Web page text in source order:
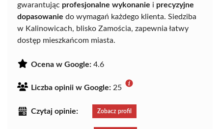
gwarantując profesjonalne wykonanie i precyzyjne
dopasowanie do wymagań każdego klienta. Siedziba
w Kalinowicach, blisko Zamościa, zapewnia łatwy
dostęp mieszkańcom miasta.
Ocena w Google: 4.6
Liczba opinii w Google: 25
Czytaj opinie: Zobacz profil